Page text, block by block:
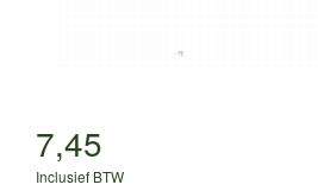
7,45
Inclusief BTW